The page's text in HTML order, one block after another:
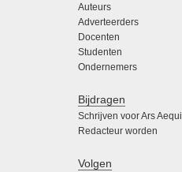
Auteurs
Adverteerders
Docenten
Studenten
Ondernemers
Bijdragen
Schrijven voor Ars Aequi
Redacteur worden
Volgen